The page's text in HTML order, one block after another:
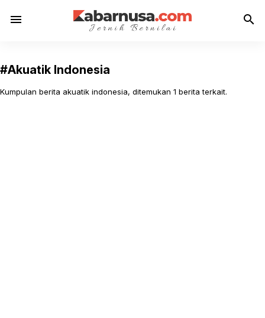
menu search
#Akuatik Indonesia
Kumpulan berita akuatik indonesia, ditemukan 1 berita terkait.